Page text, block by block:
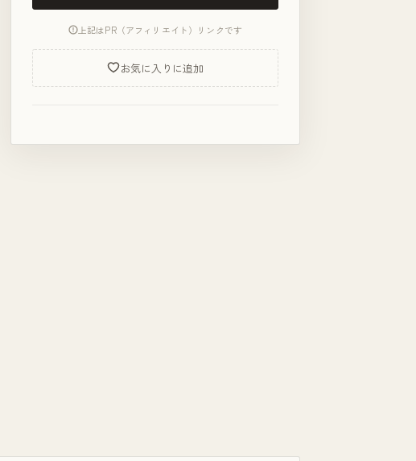
上記はPR（アフィリエイト）リンクです
お気に入りに追加